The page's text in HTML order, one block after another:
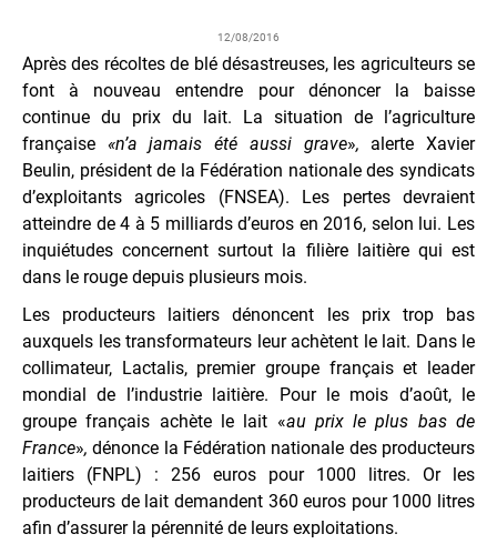
12/08/2016
Après des récoltes de blé désastreuses, les agriculteurs se
font à nouveau entendre pour dénoncer la baisse
continue du prix du lait. La situation de l’agriculture
française «n’a jamais été aussi grave», alerte Xavier
Beulin, président de la Fédération nationale des syndicats
d’exploitants agricoles (FNSEA). Les pertes devraient
atteindre de 4 à 5 milliards d’euros en 2016, selon lui. Les
inquiétudes concernent surtout la filière laitière qui est
dans le rouge depuis plusieurs mois.
Les producteurs laitiers dénoncent les prix trop bas
auxquels les transformateurs leur achètent le lait. Dans le
collimateur, Lactalis, premier groupe français et leader
mondial de l’industrie laitière. Pour le mois d’août, le
groupe français achète le lait «au prix le plus bas de
France», dénonce la Fédération nationale des producteurs
laitiers (FNPL) : 256 euros pour 1000 litres. Or les
producteurs de lait demandent 360 euros pour 1000 litres
afin d’assurer la pérennité de leurs exploitations.